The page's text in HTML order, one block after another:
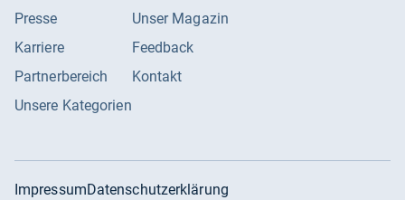
Presse
Karriere
Partnerbereich
Unsere Kategorien
Unser Magazin
Feedback
Kontakt
ImpressumDatenschutzerklärung